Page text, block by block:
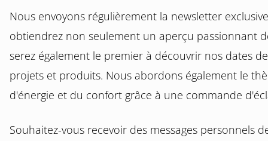
Nous envoyons régulièrement la newsletter exclusive
obtiendrez non seulement un aperçu passionnant
serez également le premier à découvrir nos dates
projets et produits. Nous abordons également le
d'énergie et du confort grâce à une commande
Souhaitez-vous recevoir des messages personnels